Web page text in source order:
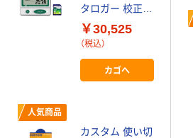
タロガー 校正証
明書付 AD5696
1台 1-2400-01-
￥30,525
（税込）
カゴへ
人気商品
カスタム 使い切